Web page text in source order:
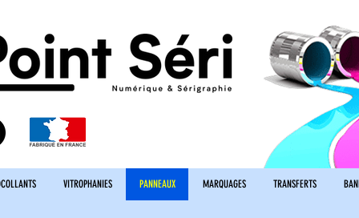
VITROPHANIES PANNEAUX MARQUAGES TRANSFERTS